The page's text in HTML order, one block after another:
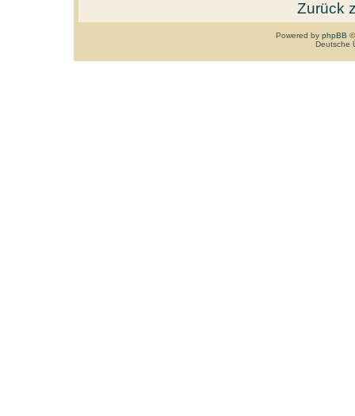
Zurück
Powered by phpBB
Deutsche